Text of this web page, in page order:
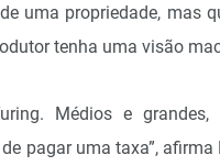
uma propriedade, mas
tenha uma visão
Médios e grandes,
pagar uma taxa”, afirma